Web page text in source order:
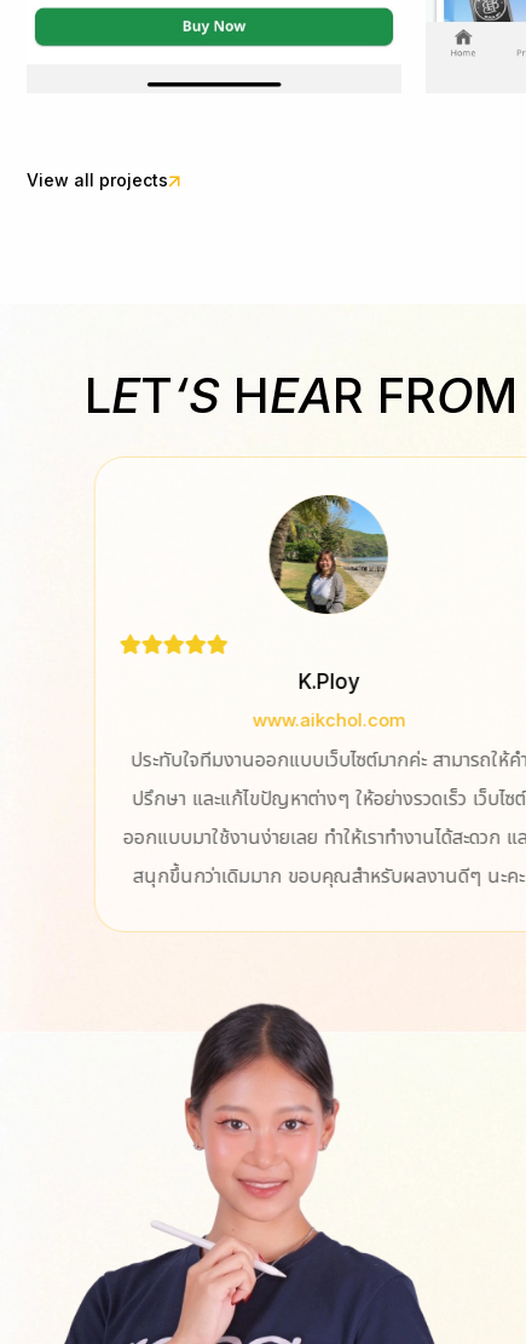
View all projects
LET‘S HEAR FROM
K.Ploy
www.aikchol.com
ประทับใจทีมงานออกแบบเว็บไซต์มากค่ะ สามารถให้คำ
ปรึกษา และแก้ไขปัญหาต่างๆ ให้อย่างรวดเร็ว เว็บไซต์
ออกแบบมาใช้งานง่ายเลย ทำให้เราทำงานได้สะดวก และ
สนุกขึ้นกว่าเดิมมาก ขอบคุณสำหรับผลงานดีๆ นะคะ